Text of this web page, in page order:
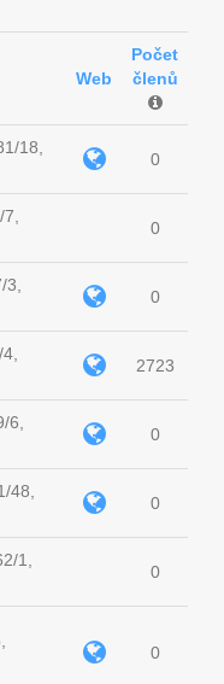
Web
Počet
členů
18,
0
7,
0
3,
0
2723
6,
0
48,
0
1,
0
0